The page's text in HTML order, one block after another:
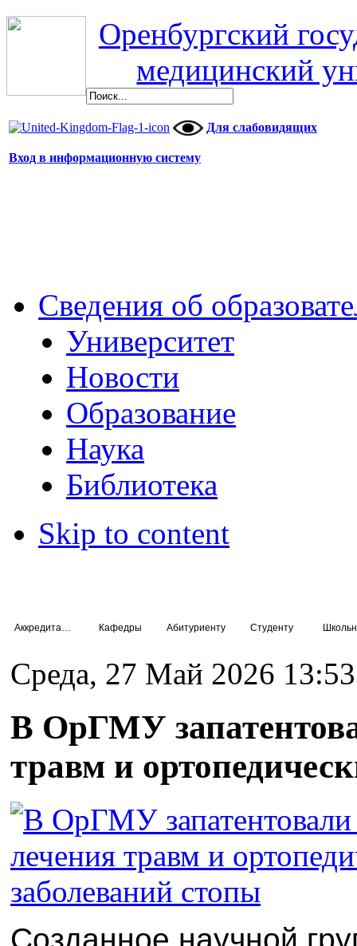
Оренбургский
медицинский
Для слабовидящих
Вход в информационную систему
Сведения об
Университет
Новости
Образование
Наука
Библиотека
Skip to content
Кафедры Абитуриенту Студенту
Среда, 27 Май 2026 13:53
В ОрГМУ
травм и
Созданное научной